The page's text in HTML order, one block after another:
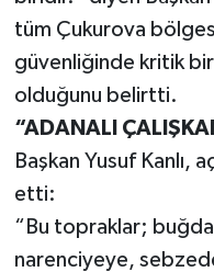
tüm Çukurova
güvenliğinde kritik
olduğunu belirtti.
“ADANALI
Başkan Yusuf Kanlı,
etti:
“Bu topraklar;
narenciyeye,